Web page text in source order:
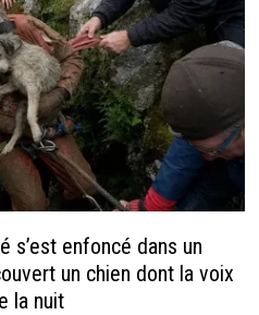
s’est enfoncé dans un
un chien dont la voix
la nuit